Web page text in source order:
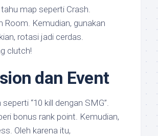
map seperti Crash.
Room. Kemudian, gunakan
rotasi jadi cerdas.
clutch!
dan Event
“10 kill dengan SMG”.
bonus rank point. Kemudian,
Oleh karena itu,